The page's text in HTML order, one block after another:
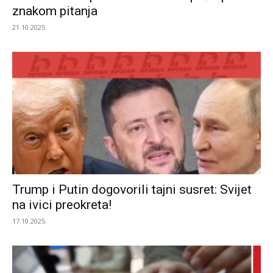
znakom pitanja
21.10.2025.
Trump i Putin dogovorili tajni susret: Svijet
na ivici preokreta!
17.10.2025.